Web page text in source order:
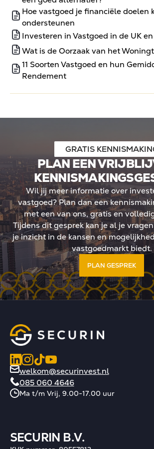
Hoe vastgoed je financiële doelen
ondersteunen
Investeren in Vastgoed in de UK
Wat is de Oorzaak van het
11 Soorten Vastgoed en hun
Rendement
GRATIS
PLAN EEN
Wil jij meer informatie over
vastgoed? Plan dan een
met een van ons, gratis en
Tijdens dit gesprek kan je al je
je inzicht in de kansen en
vastgoedmarkt biedt.
PLAN GESPREK
welkom@securinvest.nl
085 060 4646
Ma t/m Vrij, 9.00-17.00 uur
SECURIN B.V.